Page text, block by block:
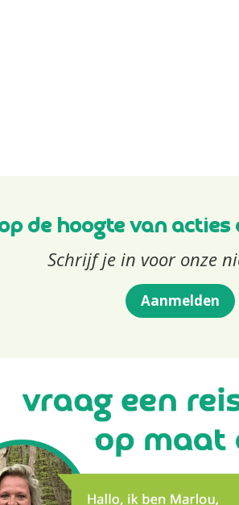
de hoogte van acties
Schrijf je in voor onze
Aanmelden